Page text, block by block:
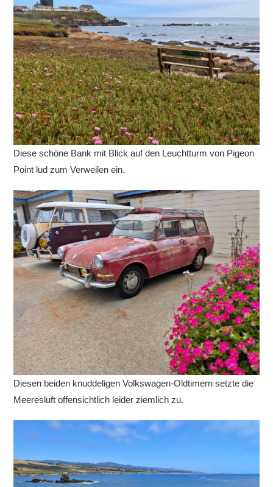
Diese schöne Bank mit Blick auf den Leuchtturm von Pigeon
Point lud zum Verweilen ein.
Diesen beiden knuddeligen Volkswagen-Oldtimern setzte die
Meeresluft offensichtlich leider ziemlich zu.